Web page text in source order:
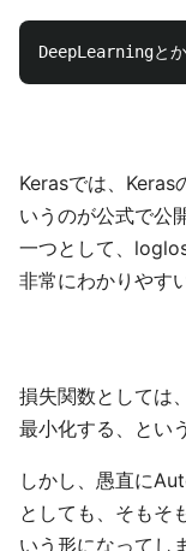
Kerasでは、
いうのが公式で公
一つとして、
非常にわかりやす
損失関数としては
最小化する、とい
しかし、愚直に
としても、そもそ
いう形になってし